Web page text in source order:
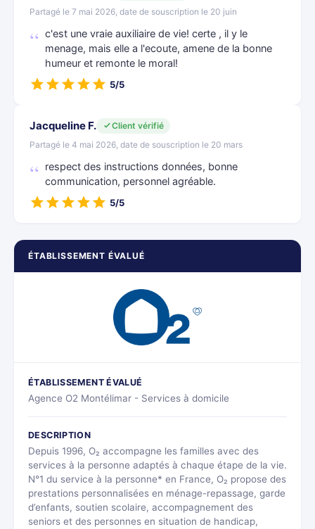
ÉTABLISSEMENT ÉVALUÉ
ÉTABLISSEMENT ÉVALUÉ
Agence O2 Montélimar - Services à domicile
DESCRIPTION
Depuis 1996, O₂ accompagne les familles avec des
services à la personne adaptés à chaque étape de la vie.
N°1 du service à la personne* en France, O₂ propose des
prestations personnalisées en ménage-repassage, garde
d’enfants, soutien scolaire, accompagnement des
seniors et des personnes en situation de handicap,
Partagé le 7 mai 2026, date de souscription le 20 juin
c'est une vraie auxiliaire de vie! certe , il y le
menage, mais elle a l'ecoute, amene de la bonne
humeur et remonte le moral!
5/5
Jacqueline F.
Client vérifié
Partagé le 4 mai 2026, date de souscription le 20 mars
respect des instructions données, bonne
communication, personnel agréable.
5/5